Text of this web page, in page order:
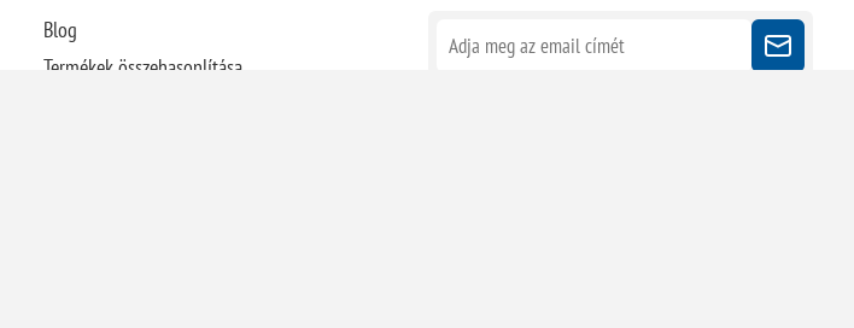
Blog
Termékek összehasonlítása